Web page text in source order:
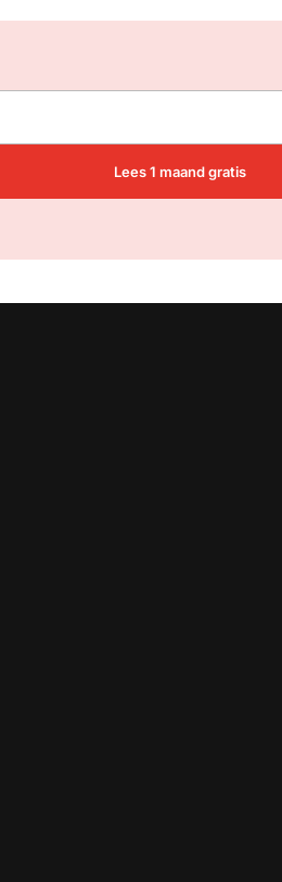
Lees 1 maand gratis